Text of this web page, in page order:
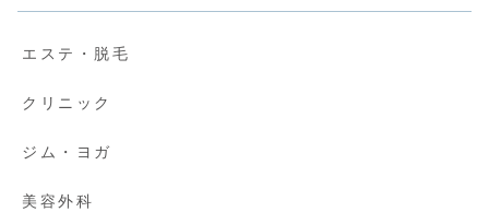
エステ・脱毛
クリニック
ジム・ヨガ
美容外科